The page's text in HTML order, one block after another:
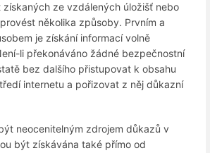
ze vzdálených úložišť nebo
několika způsoby. Prvním a
je získání informací volně
li překonáváno žádné bezpečnostní
bez dalšího přistupovat k obsahu
internetu a pořizovat z něj důkazní
neocenitelným zdrojem důkazů v
být získávána také přímo od